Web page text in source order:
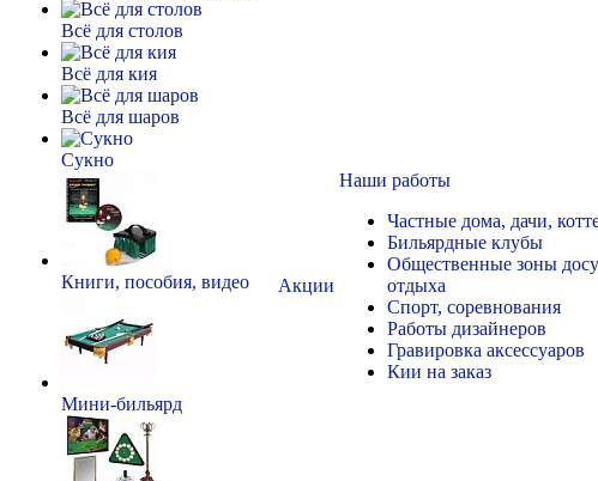
Всё для столов
Всё для кия
Всё для шаров
Сукно
Книги, пособия, видео
Мини-бильярд
Акции
Наши работы
Частные дома, дачи,
Бильярдные клубы
Общественные зоны
отдыха
Спорт, соревнования
Работы дизайнеров
Гравировка аксессуаров
Кии на заказ